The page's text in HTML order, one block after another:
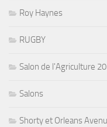
Roy Haynes
RUGBY
Salon de l'Agriculture
Salons
Shorty et Orleans